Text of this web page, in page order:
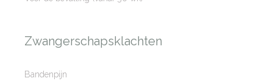
Zwangerschapsklachten
Bandenpijn